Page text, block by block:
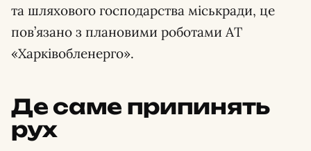
та шляхового господарства міськради, це
пов’язано з плановими роботами АТ
«Харківобленерго».
Де саме припинять
рух